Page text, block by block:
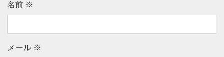
名前 ※
メール ※